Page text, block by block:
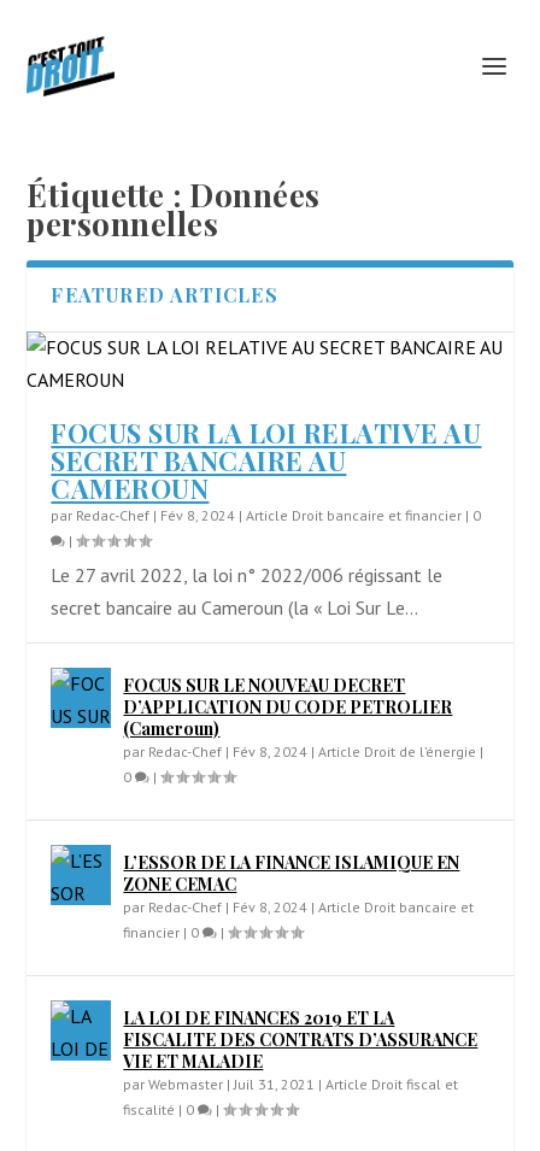
Étiquette : Données
personnelles
FEATURED ARTICLES
FOCUS SUR LA LOI RELATIVE AU
SECRET BANCAIRE AU
CAMEROUN
par Redac-Chef | Fév 8, 2024 |Article Droit bancaire et financier | 0
|
Le 27 avril 2022, la loi n° 2022/006 régissant le
secret bancaire au Cameroun (la « Loi Sur Le...
FOCUS SUR LE NOUVEAU DECRET
D’APPLICATION DU CODE PETROLIER
(Cameroun)
par Redac-Chef | Fév 8, 2024 |Article Droit de l’énergie |
0
|
L’ESSOR DE LA FINANCE ISLAMIQUE EN
ZONE CEMAC
par Redac-Chef | Fév 8, 2024 |Article Droit bancaire et
financier | 0 |
LA LOI DE FINANCES 2019 ET LA
FISCALITE DES CONTRATS D’ASSURANCE
VIE ET MALADIE
parWebmaster |Juil 31, 2021 |Article Droit fiscal et
fiscalité | 0 |